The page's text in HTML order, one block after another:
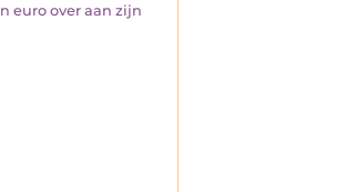
euro over aan zijn